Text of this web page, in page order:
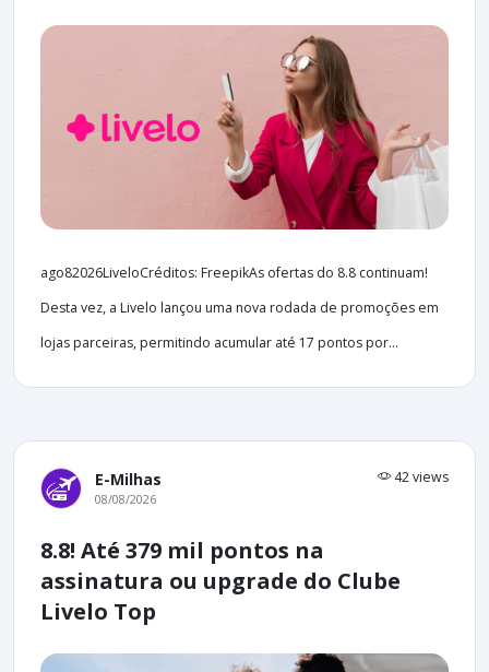
ago82026LiveloCréditos: FreepikAs ofertas do 8.8 continuam!
Desta vez, a Livelo lançou uma nova rodada de promoções em
lojas parceiras, permitindo acumular até 17 pontos por...
E-Milhas 42 views
08/08/2026
8.8! Até 379 mil pontos na
assinatura ou upgrade do Clube
Livelo Top